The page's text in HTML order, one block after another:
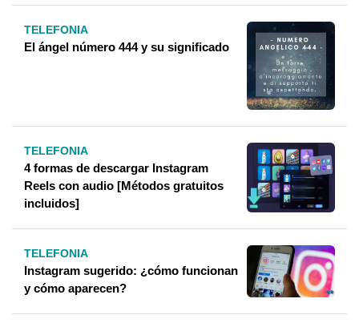
TELEFONIA
El ángel número 444 y su significado
TELEFONIA
4 formas de descargar Instagram
Reels con audio [Métodos gratuitos
incluidos]
TELEFONIA
Instagram sugerido: ¿cómo funcionan
y cómo aparecen?